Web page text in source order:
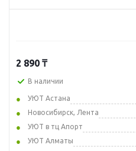
2 890 ₸
В наличии
УЮТ Астана
Новосибирск, Лента
УЮТ в тц Апорт
УЮТ Алматы